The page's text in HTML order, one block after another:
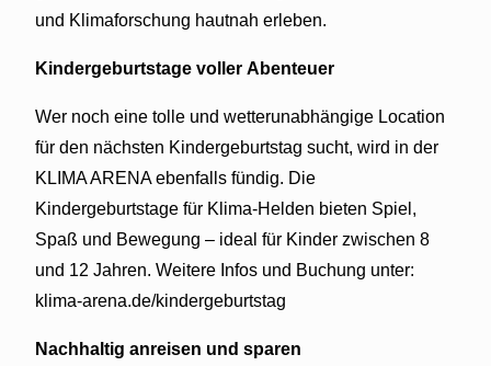
und Klimaforschung hautnah erleben.
Kindergeburtstage voller Abenteuer
Wer noch eine tolle und wetterunabhängige Location
für den nächsten Kindergeburtstag sucht, wird in der
KLIMA ARENA ebenfalls fündig. Die
Kindergeburtstage für Klima-Helden bieten Spiel,
Spaß und Bewegung – ideal für Kinder zwischen 8
und 12 Jahren. Weitere Infos und Buchung unter:
klima-arena.de/kindergeburtstag
Nachhaltig anreisen und sparen